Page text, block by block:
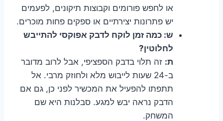
או לחפש פורומים וקבוצות תיקונים, לפעמים
יש פתרונות יצירתיים או ספקים פחות מוכרים.
ש: כמה זמן לוקח לדבק אפוקסי להתייבש
לחלוטין?
ת: זה תלוי בדבק הספציפי, אבל לרוב מדובר
ב-24 שעות לייבוש מלא ולחוזק מרבי. אל
תתפתו להפעיל את המכשיר לפני כן, גם אם
הדבק נראה יבש למגע. סבלנות היא שם
המשחק.